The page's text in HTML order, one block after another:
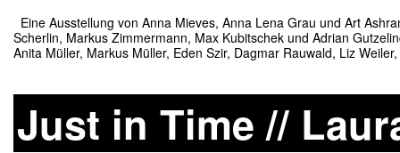
Eine Ausstellung von Anna Mieves, Anna Lena Grau und Art
Scherlin, Markus Zimmermann, Max Kubitschek und Adrian
Anita Müller, Markus Müller, Eden Szir, Dagmar Rauwald, Liz
Just in Time //